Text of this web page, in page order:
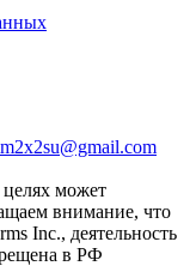
может
внимание, что
Inc., деятельность
в РФ